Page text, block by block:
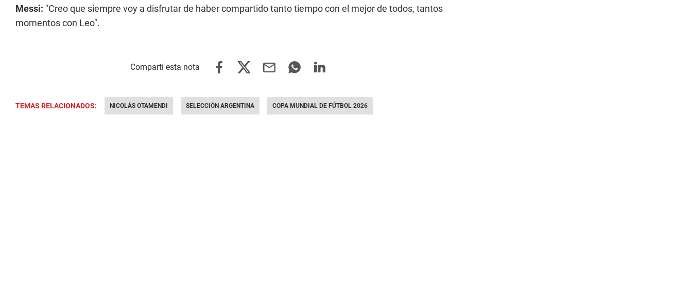
Messi: "Creo que siempre voy a disfrutar de haber compartido tanto tiempo con el mejor de todos, tantos
momentos con Leo".
TEMAS RELACIONADOS: NICOLÁS OTAMENDI SELECCIÓN ARGENTINA COPA MUNDIAL DE FÚTBOL 2026